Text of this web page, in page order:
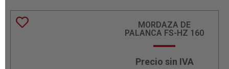
MORDAZA DE
PALANCA FS-HZ 160
Precio sin IVA